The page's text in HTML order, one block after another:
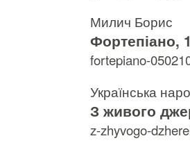
Милич Борис
Фортепіано,
fortepiano-
Українська
З живого
z-zhyvogo-